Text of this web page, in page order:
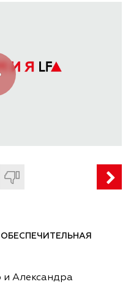
и Александра